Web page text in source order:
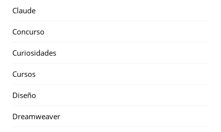
Claude
Concurso
Curiosidades
Cursos
Diseño
Dreamweaver